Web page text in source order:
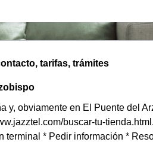
tarifas, trámites
y, obviamente en El Puente del
buscar-tu-
terminal * Pedir información *